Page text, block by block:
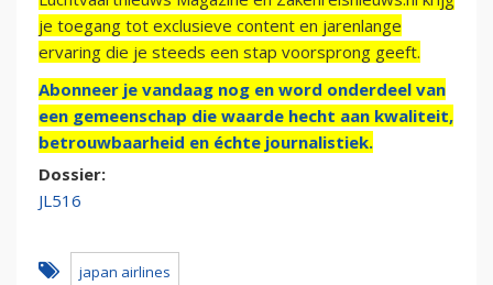
je toegang tot exclusieve content en jarenlange
ervaring die je steeds een stap voorsprong geeft.
Abonneer je vandaag nog en word onderdeel van
een gemeenschap die waarde hecht aan kwaliteit,
betrouwbaarheid en échte journalistiek.
Dossier:
JL516
japan airlines